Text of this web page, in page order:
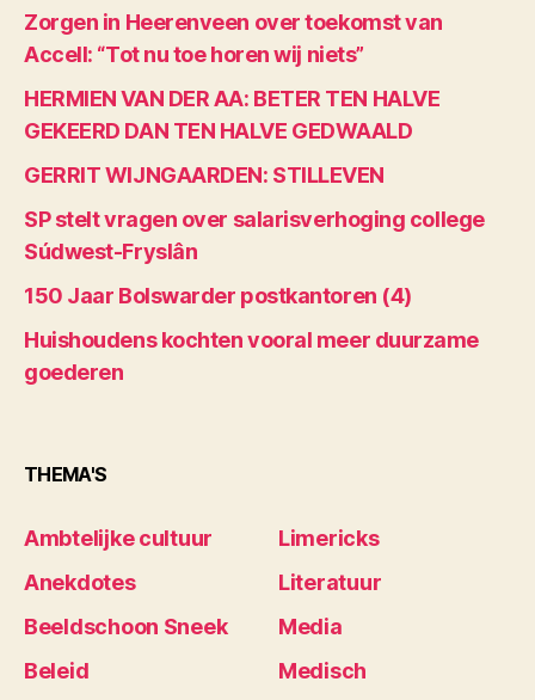
Zorgen in Heerenveen over toekomst van
Accell: “Tot nu toe horen wij niets”
HERMIEN VAN DER AA: BETER TEN HALVE
GEKEERD DAN TEN HALVE GEDWAALD
GERRIT WIJNGAARDEN: STILLEVEN
SP stelt vragen over salarisverhoging college
Súdwest-Fryslân
150 Jaar Bolswarder postkantoren (4)
Huishoudens kochten vooral meer duurzame
goederen
THEMA'S
Ambtelijke cultuur
Anekdotes
Beeldschoon Sneek
Beleid
Limericks
Literatuur
Media
Medisch